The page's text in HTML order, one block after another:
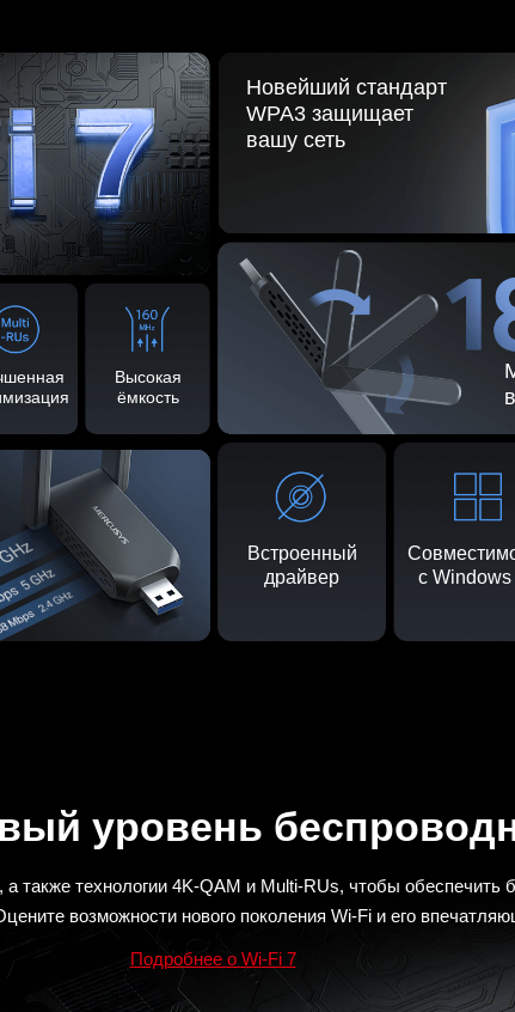
Высокая
ёмкость
Новейший стандарт
WPA3 защищает
вашу сеть
Встроенный
драйвер
с Windows
уровень
а также технологии 4K-QAM и Multi-RUs, чтобы обеспечить
возможности нового поколения Wi-Fi и его
Подробнее о Wi-Fi 7